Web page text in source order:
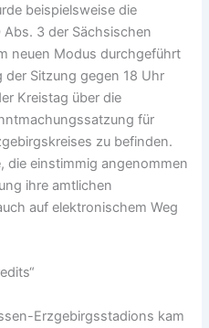
beispielsweise die
3 der Sächsischen
neuen Modus durchgeführt
der Sitzung gegen 18 Uhr
Kreistag über die
für
zu befinden.
die einstimmig angenommen
ihre amtlichen
auf elektronischem Weg
Erzgebirgsstadions kam